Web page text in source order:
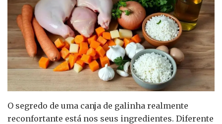
O segredo de uma canja de galinha realmente
reconfortante está nos seus ingredientes. Diferente